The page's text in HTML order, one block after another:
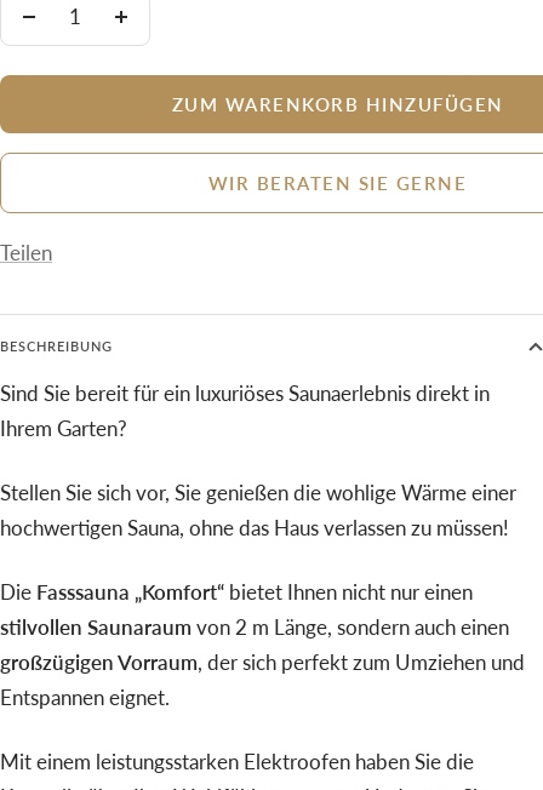
ZUM WARENKORB HINZUFÜGEN
WIR BERATEN SIE GERNE
Teilen
BESCHREIBUNG
Sind Sie bereit für ein luxuriöses Saunaerlebnis direkt in
Ihrem Garten?
Stellen Sie sich vor, Sie genießen die wohlige Wärme einer
hochwertigen Sauna, ohne das Haus verlassen zu müssen!
Die Fasssauna „Komfort“ bietet Ihnen nicht nur einen
stilvollen Saunaraum von 2 m Länge, sondern auch einen
großzügigen Vorraum, der sich perfekt zum Umziehen und
Entspannen eignet.
Mit einem leistungsstarken Elektroofen haben Sie die